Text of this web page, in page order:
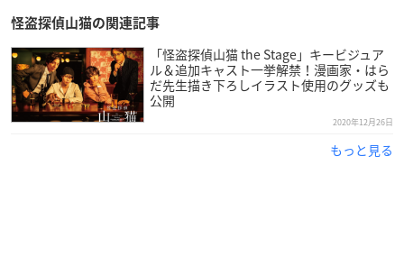
※2月28日(日)までの期間中に特設サイトから予約した方に限
り、「未収録メイキング映像」を配信！
公演概要
怪盗探偵山猫の関連記事
「怪盗探偵山猫 the Stage」キービジュア
ル＆追加キャスト一挙解禁！漫画家・はら
だ先生描き下ろしイラスト使用のグッズも
公開
2020年12月26日
もっと見る